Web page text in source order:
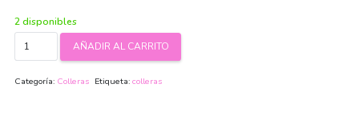
2 disponibles
Perritos
AÑADIR AL CARRITO
Categoría: Colleras Etiqueta: colleras